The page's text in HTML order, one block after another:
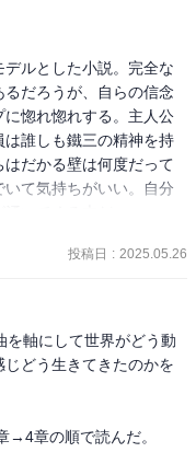
ルとした小説。完全な
だろうが、自らの信念
惚れ惚れする。主人公
誰しも鐵三の精神を持
だかる壁は何度だって
て気持ちがいい。自分
物。近代史が非常に身
の生活は、日本の未来
らであることだと実感
作ってくれてありがと
投稿日 : 2025.05.26
を軸にして世界がどう動
どう生きてきたのかを
章の順で読んだ。